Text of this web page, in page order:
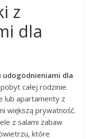
z
dla
udogodnieniami dla
całej rodzinie.
lub apartamenty z
większą prywatność.
z salami zabaw
które